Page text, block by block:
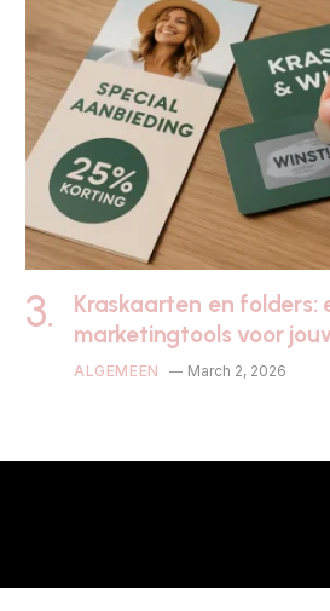
Kraskaarten en folders:
marketingtools voor
ALGEMEEN March 2, 2026